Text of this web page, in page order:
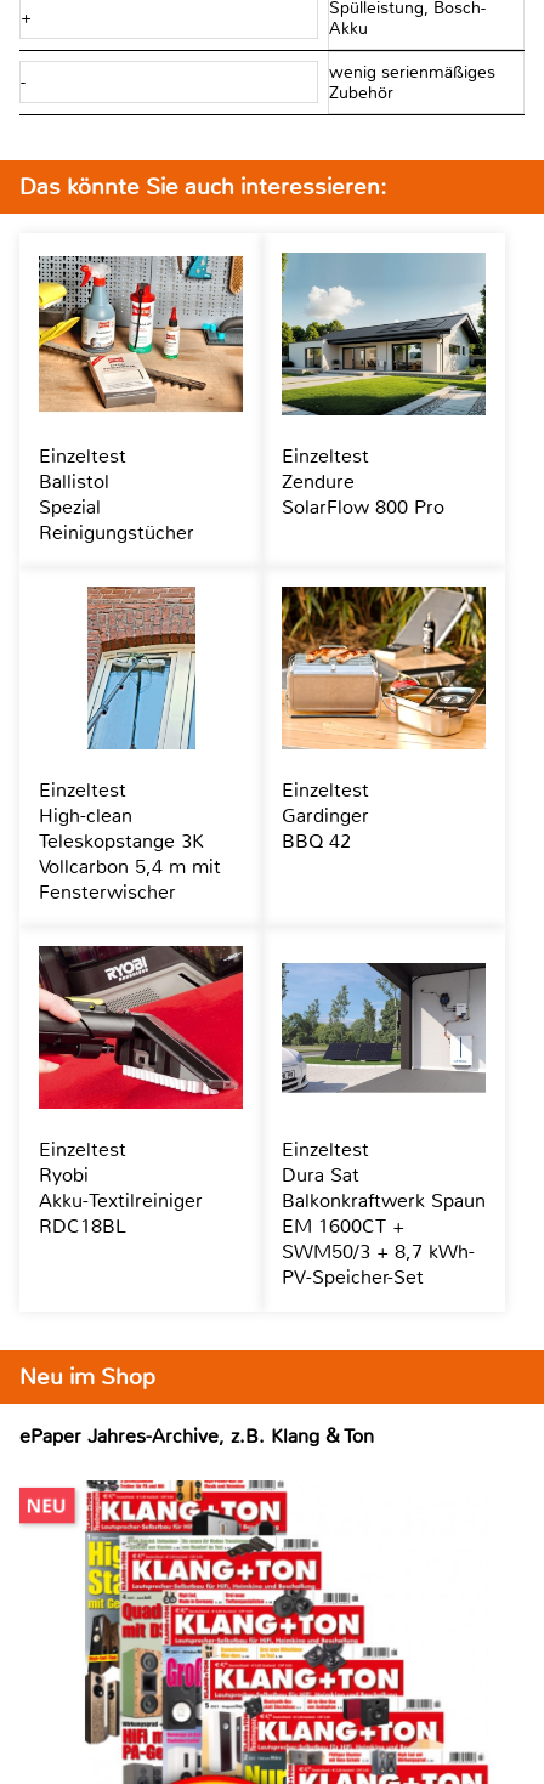
+
Spülleistung, Bosch-
Akku
-
wenig serienmäßiges
Zubehör
Neu im Shop
ePaper Jahres-Archive, z.B. Klang & Ton
Das könnte Sie auch interessieren:
Einzeltest
Ballistol
Spezial
Reinigungstücher
Einzeltest
Zendure
SolarFlow 800 Pro
Einzeltest
High-clean
Teleskopstange 3K
Vollcarbon 5,4 m mit
Fensterwischer
Einzeltest
Gardinger
BBQ 42
Einzeltest
Ryobi
Akku-Textilreiniger
RDC18BL
Einzeltest
Dura Sat
Balkonkraftwerk Spaun
EM 1600CT +
SWM50/3 + 8,7 kWh-
PV-Speicher-Set